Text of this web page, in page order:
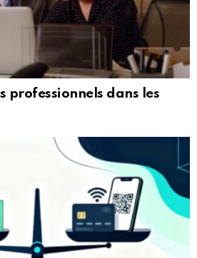
professionnels dans les